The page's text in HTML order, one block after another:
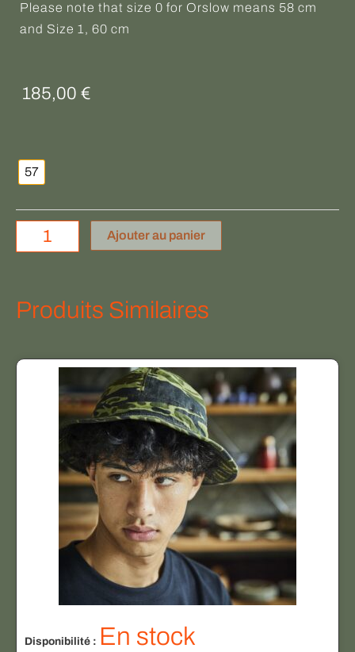
Please note that size 0 for Orslow means 58 cm
and Size 1, 60 cm
185,00 €
57
de
ORSLOW
Ajouter au panier
Produits Similaires
Disponibilité : En stock